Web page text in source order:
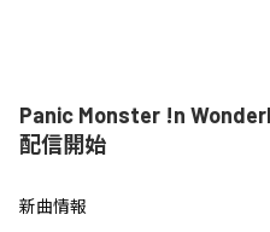
Panic Monster !n
配信開始
新曲情報